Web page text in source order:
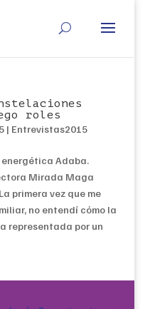
roles
| Entrevistas2015
energética Adaba.
Mirada Maga
primera vez que me
no entendí cómo la
representada por un